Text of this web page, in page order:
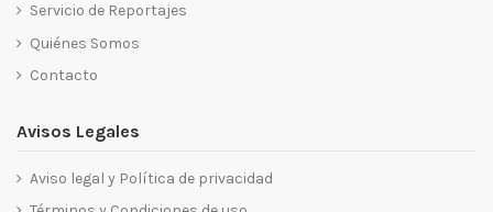
Servicio de Reportajes
Quiénes Somos
Contacto
Avisos Legales
Aviso legal y Política de privacidad